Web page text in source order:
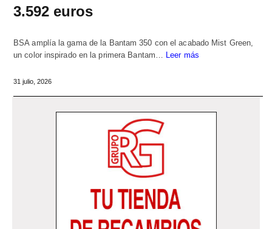
3.592 euros
BSA amplía la gama de la Bantam 350 con el acabado Mist Green,
un color inspirado en la primera Bantam… Leer más
31 julio, 2026